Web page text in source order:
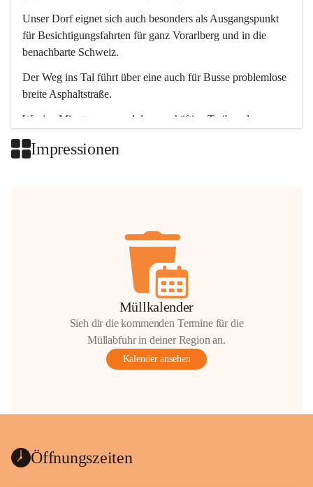
Unser Dorf eignet sich auch besonders als Ausgangspunkt
für Besichtigungsfahrten für ganz Vorarlberg und in die
benachbarte Schweiz.
Der Weg ins Tal führt über eine auch für Busse problemlose
breite Asphaltstraße.
Wenige Minuten nur, und das geschäftige Treiben der
Impressionen
Müllkalender
Sieh dir die kommenden Termine für die
Müllabfuhr in deiner Region an.
Kalender ansehen
Öffnungszeiten